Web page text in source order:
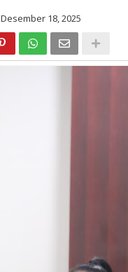
Desember 18, 2025